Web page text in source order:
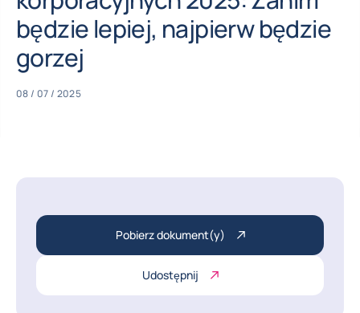
będzie lepiej, najpierw będzie
gorzej
08 / 07 / 2025
Pobierz dokument(y)
Udostępnij